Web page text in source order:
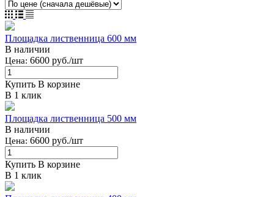
Площадка лиственница 600 мм
В наличии
Цена: 6600 руб./шт
Купить В корзине
В 1 клик
Площадка лиственница 500 мм
В наличии
Цена: 6600 руб./шт
Купить В корзине
В 1 клик